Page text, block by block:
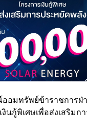
อมทรัพย์ข้าราชการฝ่
นกู้พิเศษเพื่อส่งเสริมก